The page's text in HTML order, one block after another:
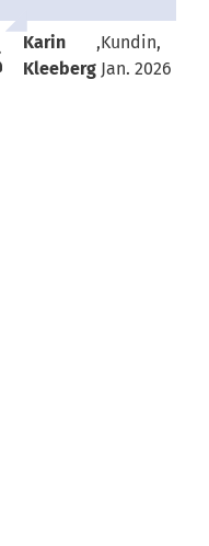
Karin
Kleeberg
,Kundin,
Jan. 2026